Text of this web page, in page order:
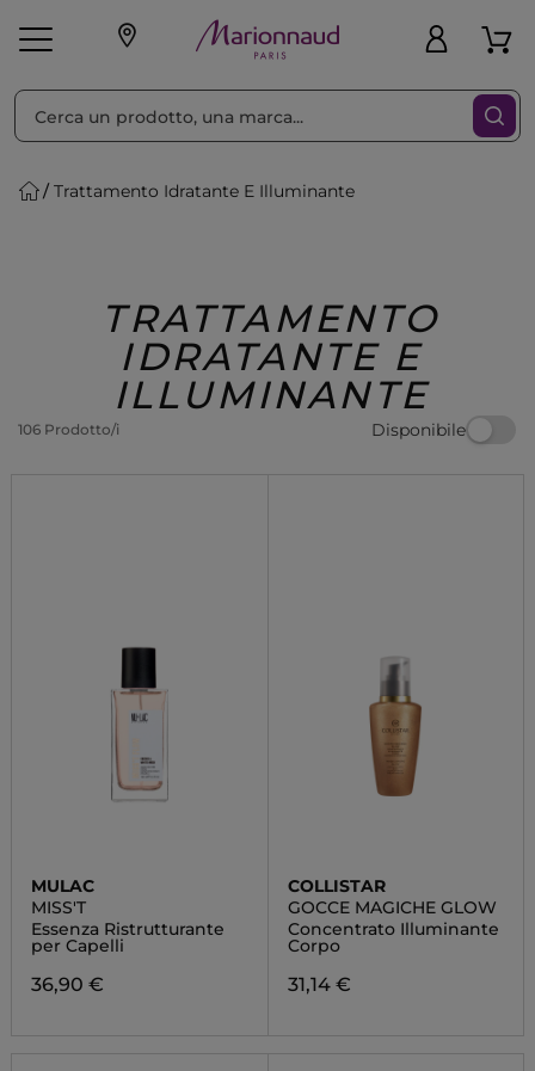
Make-up Profumi
Regalo
Trattamento Idratante E Illuminante
TRATTAMENTO
IDRATANTE E
ILLUMINANTE
106 Prodotto/i Disponibile
Ordina per Filtra
MULAC
MISS'T
Essenza Ristrutturante
per Capelli
36,90 €
COLLISTAR
GOCCE MAGICHE GLOW
Concentrato Illuminante
Corpo
31,14 €